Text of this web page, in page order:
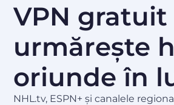
VPN
urmărește
oriunde în
NHL.tv, ESPN+ și canalele